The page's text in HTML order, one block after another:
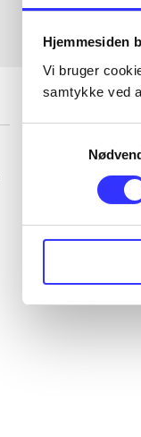
Hjemmesiden
Vi bruger
samtykke ved